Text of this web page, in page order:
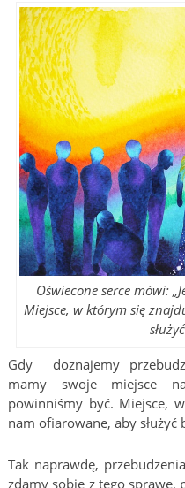
Oświecone serce mówi:
Miejsce, w którym się
Gdy doznajemy
mamy swoje miejsce
powinniśmy być. Miejsce,
nam ofiarowane, aby służyć
Tak naprawdę,
zdamy sobie z tego